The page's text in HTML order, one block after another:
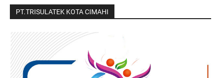
PT.TRISULATEK KOTA CIMAHI